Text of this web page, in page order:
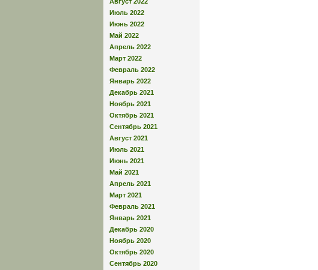
Июль 2022
Июнь 2022
Май 2022
Апрель 2022
Март 2022
Февраль 2022
Январь 2022
Декабрь 2021
Ноябрь 2021
Октябрь 2021
Сентябрь 2021
Август 2021
Июль 2021
Июнь 2021
Май 2021
Апрель 2021
Март 2021
Февраль 2021
Январь 2021
Декабрь 2020
Ноябрь 2020
Октябрь 2020
Сентябрь 2020